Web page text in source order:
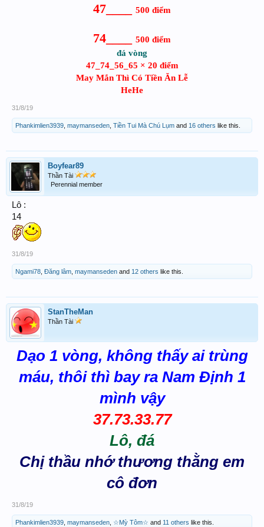
47____ 500 điểm
74____
500 điểm
đá vòng
47_74_56_65 × 20 điểm
May Mắn Thì Có Tiền Ăn Lễ
HeHe
31/8/19
Phankimlien3939 maymanseden Tiền Tui Mà Chú Lụm and 16 others like this.
Boyfear89
Thần Tài
Perennial member
Lô :
14
31/8/19
Ngami78 Đăng lâm maymanseden and 12 others like this.
StanTheMan
Thần Tài
Dạo 1 vòng, không thấy ai trùng
máu, thôi thì bay ra Nam Định 1
mình vậy
37.73.33.77
Lô, đá
Chị thầu nhớ thương thằng em
cô đơn
31/8/19
Phankimlien3939 maymanseden ☆Mỳ Tôm☆ and 11 others like this.